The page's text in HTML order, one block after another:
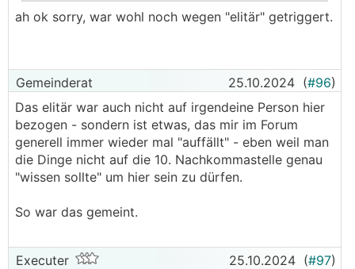
..
ah ok sorry, war wohl noch wegen "elitär" getriggert.
Gemeinderat 25.10.2024 (#96)
Das elitär war auch nicht auf irgendeine Person hier
bezogen - sondern ist etwas, das mir im Forum
generell immer wieder mal "auffällt" - eben weil man
die Dinge nicht auf die 10. Nachkommastelle genau
"wissen sollte" um hier sein zu dürfen.
So war das gemeint.
Executer 25.10.2024 (#97)